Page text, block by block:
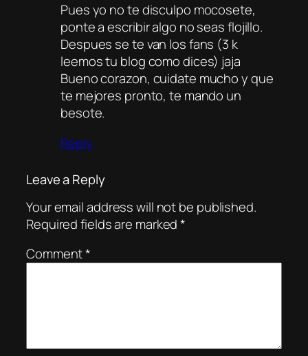
Pues yo no te disculpo mocosete,
ponte a escribir algo no seas flojillo.
Despues se te van los fans (3 k
leemos tu blog como dices) jaja
Bueno corazon, cuidate mucho y que
te mejores pronto, te mando un
besote.
Reply
Leave a Reply
Your email address will not be published.
Required fields are marked*
Comment*